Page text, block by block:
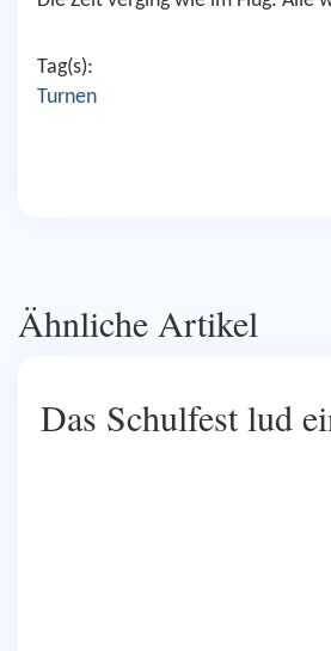
Tag(s):
Turnen
Ähnliche Artikel
Das Schulfest lud